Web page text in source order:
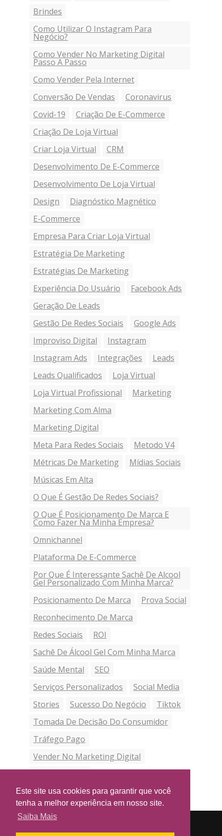
Este site usa cookies para garantir que você
tenha a melhor experiência em nosso site.
Saiba Mais
Brindes
Como Utilizar O Instagram Para
Negócio?
Como Vender No Marketing Digital
Passo A Passo
Como Vender Pela Internet
Conversão De Vendas
Coronavirus
Covid-19
Criação De E-Commerce
Criação De Loja Virtual
Criar Loja Virtual
CRM
Desenvolvimento De E-Commerce
Desenvolvimento De Loja Virtual
Design
Diagnóstico Magnético
E-Commerce
Empresa Para Criar Loja Virtual
Estratégia De Marketing
Estratégias De Marketing
Experiência Do Usuário
Facebook Ads
Geração De Leads
Gestão De Redes Sociais
Google Ads
Improviso Digital
Instagram
Instagram Ads
Integrações
Leads
Leads Qualificados
Loja Virtual
Loja Virtual Profissional
Marketing
Marketing Com Alma
Marketing Digital
Meta Para Redes Sociais
Metodo V4
Métricas De Marketing
Mídias Sociais
Músicas Em Alta
O Que É Gestão De Redes Sociais?
O Que É Posicionamento De Marca E
Como Fazer Na Minha Empresa?
Omnichannel
Plataforma De E-Commerce
Por Que É Interessante Sachê De Alcool
Gel Personalizado Com Minha Marca?
Posicionamento De Marca
Prova Social
Reconhecimento De Marca
Redes Sociais
ROI
Sachê De Álcool Gel Com Minha Marca
Saúde Mental
SEO
Serviços Personalizados
Social Media
Stories
Sucesso Do Negócio
Tiktok
Tomada De Decisão Do Consumidor
Tráfego Pago
Vender No Marketing Digital